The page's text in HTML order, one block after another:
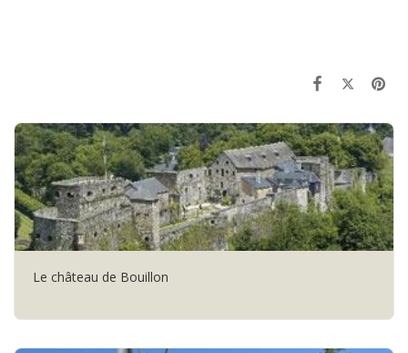
Le château de Bouillon